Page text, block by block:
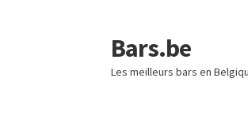
Skip
to
navigation
Skip
to
content
Bars.be
Les meilleurs bars en